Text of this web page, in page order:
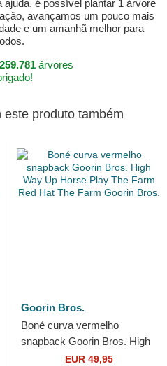
é possível plantar 1 árvore
avançamos um pouco mais
e um amanhã melhor para
259.781árvores
produto também
Goorin Bros.
Boné curva vermelho
snapback Goorin Bros. High
Way Up Horse Play The
EUR 49,95